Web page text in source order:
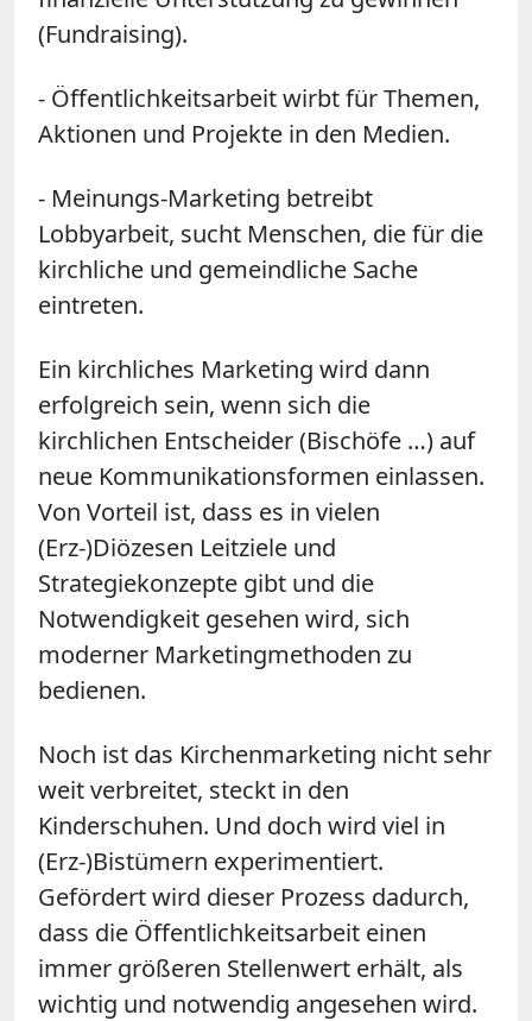
(Fundraising).
- Öffentlichkeitsarbeit wirbt für Themen,
Aktionen und Projekte in den Medien.
- Meinungs-Marketing betreibt
Lobbyarbeit, sucht Menschen, die für die
kirchliche und gemeindliche Sache
eintreten.
Ein kirchliches Marketing wird dann
erfolgreich sein, wenn sich die
kirchlichen Entscheider (Bischöfe …) auf
neue Kommunikationsformen einlassen.
Von Vorteil ist, dass es in vielen
(Erz-)Diözesen Leitziele und
Strategiekonzepte gibt und die
Notwendigkeit gesehen wird, sich
moderner Marketingmethoden zu
bedienen.
Noch ist das Kirchenmarketing nicht sehr
weit verbreitet, steckt in den
Kinderschuhen. Und doch wird viel in
(Erz-)Bistümern experimentiert.
Gefördert wird dieser Prozess dadurch,
dass die Öffentlichkeitsarbeit einen
immer größeren Stellenwert erhält, als
wichtig und notwendig angesehen wird.